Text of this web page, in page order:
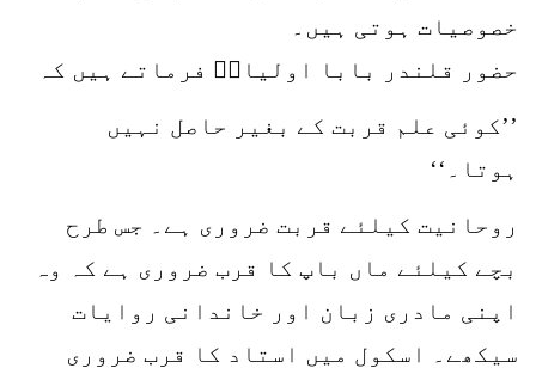
خصوصیات ہوتی ہیں۔
حضور قلندر بابا اولیاءؒ فرماتے ہیں کہ
’’کوئی علم قربت کے بغیر حاصل نہیں
ہوتا۔‘‘
روحانیت کیلئے قربت ضروری ہے۔ جس طرح
بچے کیلئے ماں باپ کا قرب ضروری ہے کہ وہ
اپنی مادری زبان اور خاندانی روایات
سیکھے۔ اسکول میں استاد کا قرب ضروری